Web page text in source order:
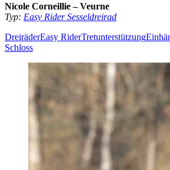
Nicole Corneillie – Veurne
Typ: Easy Rider Sesseldreirad
DreiräderEasy RiderTretunterstützung
Schloss